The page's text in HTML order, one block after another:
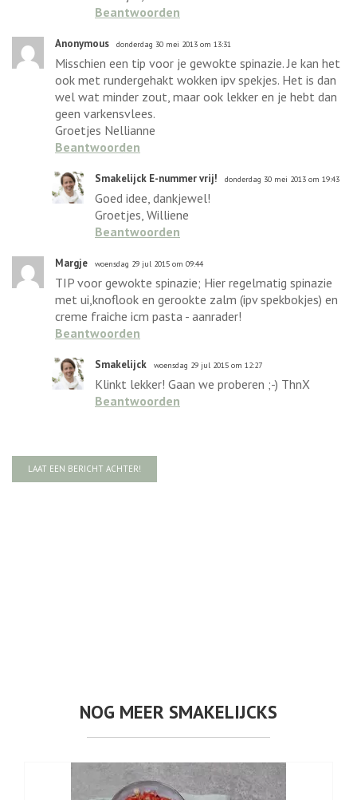
Beantwoorden
Anonymous donderdag 30 mei 2013 om 13:31
Misschien een tip voor je gewokte spinazie. Je kan het
ook met rundergehakt wokken ipv spekjes. Het is dan
wel wat minder zout, maar ook lekker en je hebt dan
geen varkensvlees.
Groetjes Nellianne
Beantwoorden
Smakelijck E-nummer vrij! donderdag 30 mei 2013 om 19:43
Goed idee, dankjewel!
Groetjes, Williene
Beantwoorden
Margje woensdag 29 jul 2015 om 09:44
TIP voor gewokte spinazie; Hier regelmatig spinazie
met ui,knoflook en gerookte zalm (ipv spekbokjes) en
creme fraiche icm pasta - aanrader!
Beantwoorden
Smakelijck woensdag 29 jul 2015 om 12:27
Klinkt lekker! Gaan we proberen ;-) ThnX
Beantwoorden
LAAT EEN BERICHT ACHTER!
NOG MEER SMAKELIJCKS